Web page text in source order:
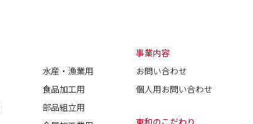
水産・漁業用
食品加工用
部品組立用
事業内容
お問い合わせ
個人用お問い合わせ
東和のこだわり